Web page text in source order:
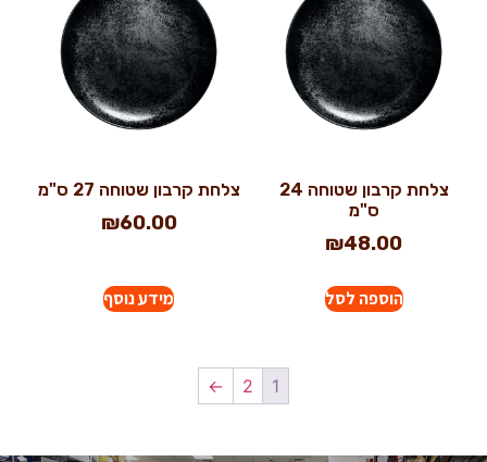
צלחת קרבון שטוחה 24
ס"מ
₪48.00
הוספה לסל
צלחת קרבון שטוחה 27 ס"מ
₪60.00
מידע נוסף
1
2
←